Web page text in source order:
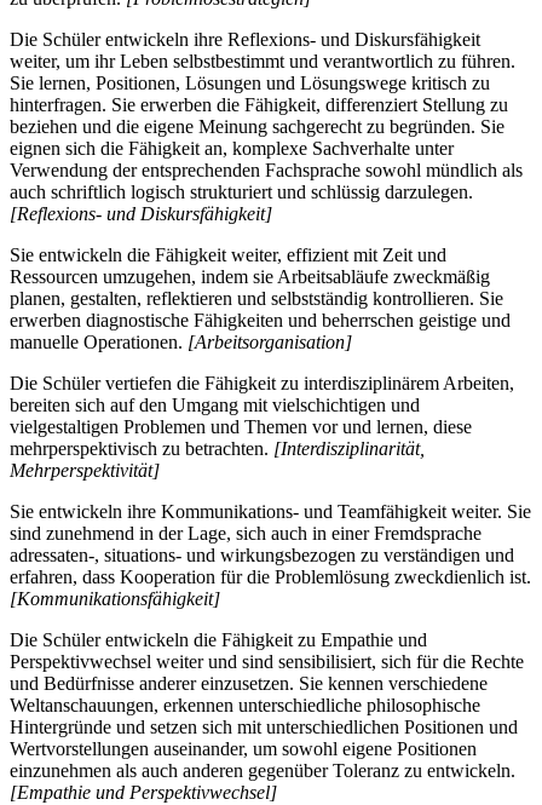
Die Schüler entwickeln ihre Reflexions- und Diskursfähigkeit
weiter, um ihr Leben selbstbestimmt und verantwortlich zu führen.
Sie lernen, Positionen, Lösungen und Lösungswege kritisch zu
hinterfragen. Sie erwerben die Fähigkeit, differenziert Stellung zu
beziehen und die eigene Meinung sachgerecht zu begründen. Sie
eignen sich die Fähigkeit an, komplexe Sachverhalte unter
Verwendung der entsprechenden Fachsprache sowohl mündlich als
auch schriftlich logisch strukturiert und schlüssig darzulegen.
[Reflexions- und Diskursfähigkeit]
Sie entwickeln die Fähigkeit weiter, effizient mit Zeit und
Ressourcen umzugehen, indem sie Arbeitsabläufe zweckmäßig
planen, gestalten, reflektieren und selbstständig kontrollieren. Sie
erwerben diagnostische Fähigkeiten und beherrschen geistige und
manuelle Operationen. [Arbeitsorganisation]
Die Schüler vertiefen die Fähigkeit zu interdisziplinärem Arbeiten,
bereiten sich auf den Umgang mit vielschichtigen und
vielgestaltigen Problemen und Themen vor und lernen, diese
mehrperspektivisch zu betrachten. [Interdisziplinarität,
Mehrperspektivität]
Sie entwickeln ihre Kommunikations- und Teamfähigkeit weiter. Sie
sind zunehmend in der Lage, sich auch in einer Fremdsprache
adressaten-, situations- und wirkungsbezogen zu verständigen und
erfahren, dass Kooperation für die Problemlösung zweckdienlich ist.
[Kommunikationsfähigkeit]
Die Schüler entwickeln die Fähigkeit zu Empathie und
Perspektivwechsel weiter und sind sensibilisiert, sich für die Rechte
und Bedürfnisse anderer einzusetzen. Sie kennen verschiedene
Weltanschauungen, erkennen unterschiedliche philosophische
Hintergründe und setzen sich mit unterschiedlichen Positionen und
Wertvorstellungen auseinander, um sowohl eigene Positionen
einzunehmen als auch anderen gegenüber Toleranz zu entwickeln.
[Empathie und Perspektivwechsel]